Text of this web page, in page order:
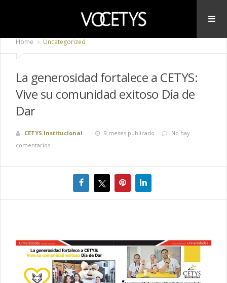
Home Uncategorized
La generosidad fortalece a CETYS:
Vive su comunidad exitoso Día de
Dar
CETYS Institucional 9 meses publicado
No hay
comentarios